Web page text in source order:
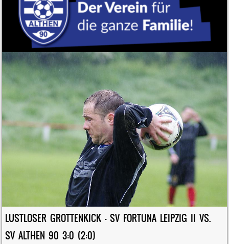
LUSTLOSER GROTTENKICK – SV FORTUNA LEIPZIG II VS.
SV ALTHEN 90 3:0 (2:0)